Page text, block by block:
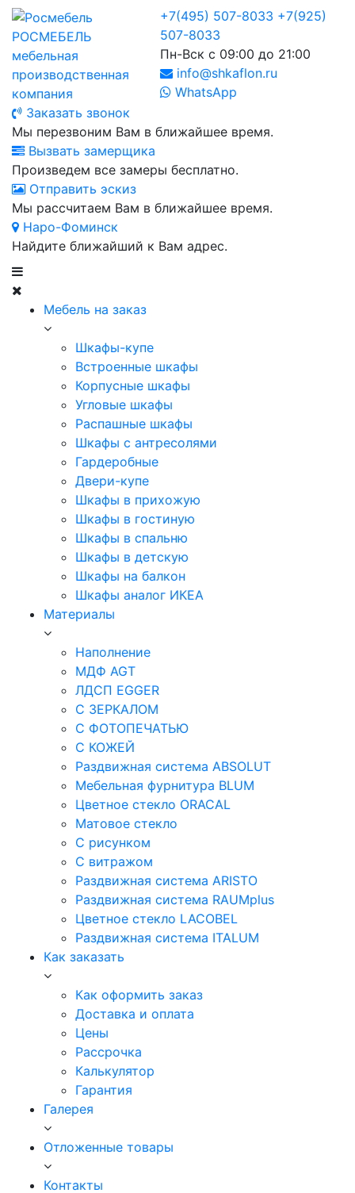
РОСМЕБЕЛЬ
мебельная
производственная
компания
+7(495) 507-8033 +7(925)
507-8033
Пн-Вск с 09:00 до 21:00
info@shkaflon.ru
WhatsApp
Заказать звонок
Мы перезвоним Вам в ближайшее время.
Вызвать замерщика
Произведем все замеры бесплатно.
Отправить эскиз
Мы рассчитаем Вам в ближайшее время.
Наро-Фоминск
Найдите ближайший к Вам адрес.
Мебель на заказ
Шкафы-купе
Встроенные шкафы
Корпусные шкафы
Угловые шкафы
Распашные шкафы
Шкафы с антресолями
Гардеробные
Двери-купе
Шкафы в прихожую
Шкафы в гостиную
Шкафы в спальню
Шкафы в детскую
Шкафы на балкон
Шкафы аналог ИКЕА
Материалы
Наполнение
МДФ AGT
ЛДСП EGGER
С ЗЕРКАЛОМ
С ФОТОПЕЧАТЬЮ
С КОЖЕЙ
Раздвижная система ABSOLUT
Мебельная фурнитура BLUM
Цветное стекло ORACAL
Матовое стекло
C рисунком
C витражом
Раздвижная система ARISTO
Раздвижная система RAUMplus
Цветное стекло LACOBEL
Раздвижная система ITALUM
Как заказать
Как оформить заказ
Доставка и оплата
Цены
Рассрочка
Калькулятор
Гарантия
Галерея
Отложенные товары
Контакты